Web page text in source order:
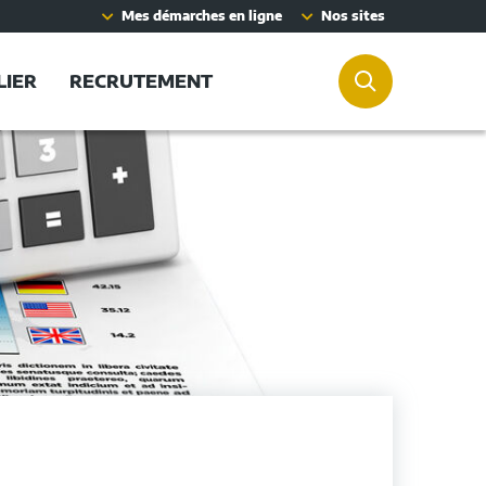
Mes démarches en ligne Nos sites
RECRUTEMENT
RECHERCHER